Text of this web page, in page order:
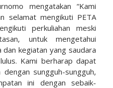
mengatakan “Kami
selamat mengikuti PETA
perkuliahan meski
untuk mengetahui
kegiatan yang saudara
Kami berharap dapat
sungguh-sungguh,
ini dengan sebaik-